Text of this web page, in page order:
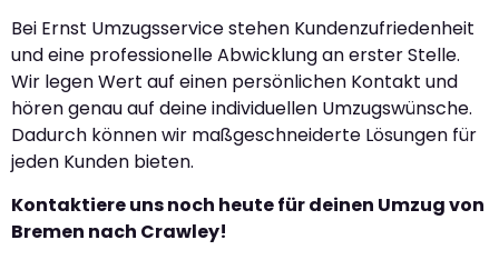
Bei Ernst Umzugsservice stehen Kundenzufriedenheit
und eine professionelle Abwicklung an erster Stelle.
Wir legen Wert auf einen persönlichen Kontakt und
hören genau auf deine individuellen Umzugswünsche.
Dadurch können wir maßgeschneiderte Lösungen für
jeden Kunden bieten.
Kontaktiere uns noch heute für deinen Umzug von
Bremen nach Crawley!